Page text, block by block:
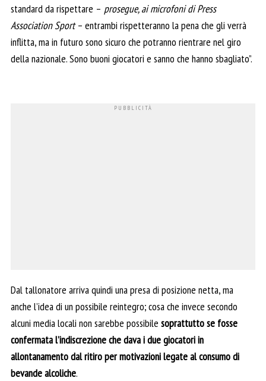
standard da rispettare – prosegue, ai microfoni di Press
Association Sport– entrambi rispetteranno la pena che gli verrà
inflitta, ma in futuro sono sicuro che potranno rientrare nel giro
della nazionale. Sono buoni giocatori e sanno che hanno sbagliato”.
Dal tallonatore arriva quindi una presa di posizione netta, ma
anche l’idea di un possibile reintegro; cosa che invece secondo
alcuni media locali non sarebbe possibile soprattutto se fosse
confermata l’indiscrezione che dava i due giocatori in
allontanamento dal ritiro per motivazioni legate al consumo di
bevande alcoliche.